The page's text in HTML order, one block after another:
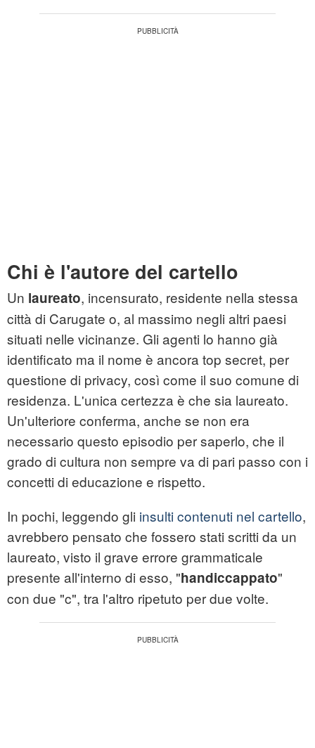
Chi è l'autore del cartello
Un laureato, incensurato, residente nella stessa
città di Carugate o, al massimo negli altri paesi
situati nelle vicinanze. Gli agenti lo hanno già
identificato ma il nome è ancora top secret, per
questione di privacy, così come il suo comune di
residenza. L'unica certezza è che sia laureato.
Un'ulteriore conferma, anche se non era
necessario questo episodio per saperlo, che il
grado di cultura non sempre va di pari passo con i
concetti di educazione e rispetto.
In pochi, leggendo gli insulti contenuti nel cartello,
avrebbero pensato che fossero stati scritti da un
laureato, visto il grave errore grammaticale
presente all'interno di esso, "handiccappato"
con due "c", tra l'altro ripetuto per due volte.